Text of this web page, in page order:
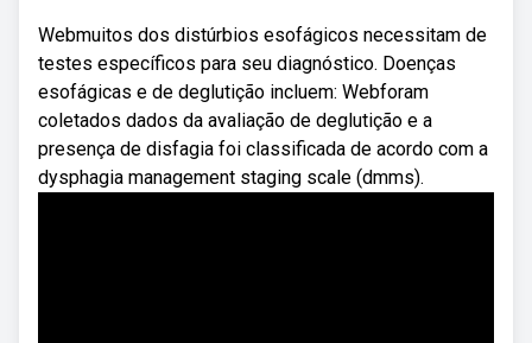
Webmuitos dos distúrbios esofágicos necessitam de
testes específicos para seu diagnóstico. Doenças
esofágicas e de deglutição incluem: Webforam
coletados dados da avaliação de deglutição e a
presença de disfagia foi classificada de acordo com a
dysphagia management staging scale (dmms).